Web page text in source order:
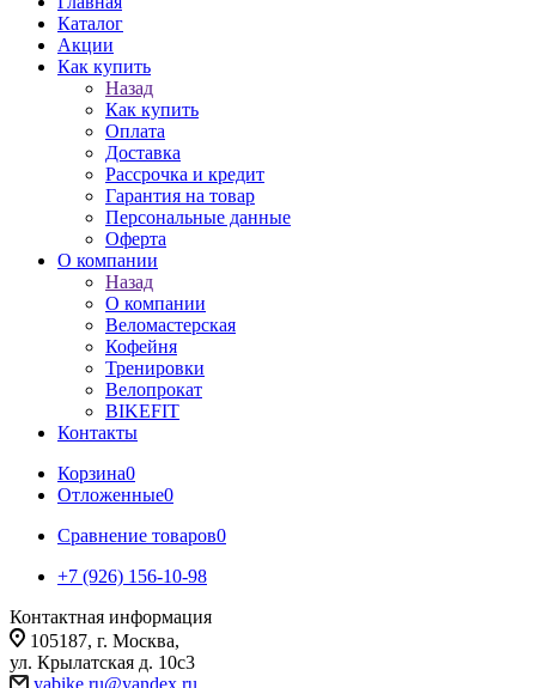
Каталог
Акции
Как купить
Назад
Как купить
Оплата
Доставка
Рассрочка и кредит
Гарантия на товар
Персональные данные
Оферта
О компании
Назад
О компании
Веломастерская
Кофейня
Тренировки
Велопрокат
BIKEFIT
Контакты
Корзина0
Отложенные0
Сравнение товаров0
+7 (926) 156-10-98
Контактная информация
105187, г. Москва,
ул. Крылатская д. 10с3
yabike.ru@yandex.ru